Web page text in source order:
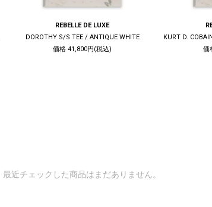
REBELLE DE LUXE
DOROTHY S/S TEE / ANTIQUE WHITE
価格 41,800円(税込)
価
最近チェックした商品はまだありません。